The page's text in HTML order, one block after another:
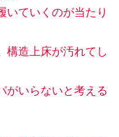
いていくのが当たり
構造上床が汚れてし
がいらないと考える